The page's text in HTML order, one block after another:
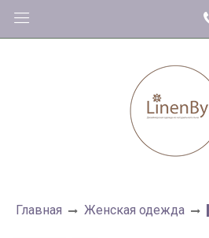
Главная Женская одежда